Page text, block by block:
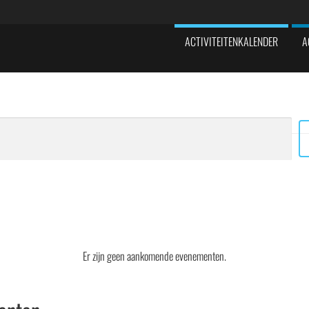
ACTIVITEITENKALENDER
Er zijn geen aankomende evenementen.